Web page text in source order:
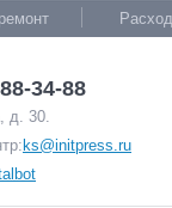
34-88
д. 30.
ks@initpress.ru